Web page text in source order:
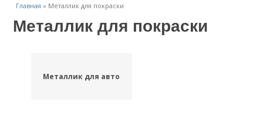
Главная » Металлик для покраски
Металлик для покраски
Металлик для авто